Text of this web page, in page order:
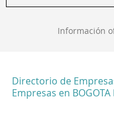
Información
Directorio de
Empresas en BOGOTA